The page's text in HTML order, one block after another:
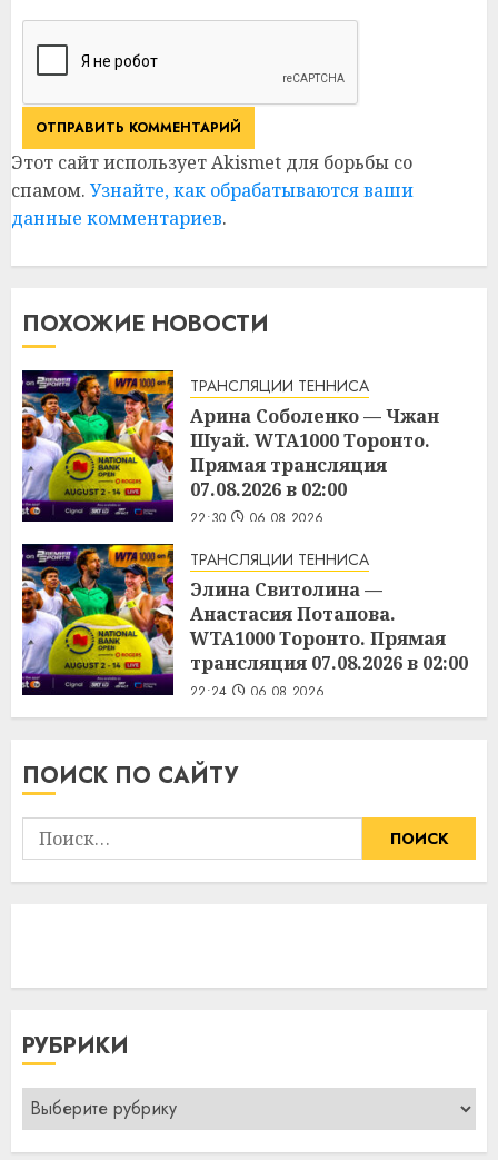
Этот сайт использует Akismet для борьбы со
спамом. Узнайте, как обрабатываются ваши
данные комментариев.
ПОХОЖИЕ НОВОСТИ
ТРАНСЛЯЦИИ ТЕННИСА
Арина Соболенко — Чжан
Шуай. WTA1000 Торонто.
Прямая трансляция
07.08.2026 в 02:00
22:30 06.08.2026
ТРАНСЛЯЦИИ ТЕННИСА
Элина Свитолина —
Анастасия Потапова.
WTA1000 Торонто. Прямая
трансляция 07.08.2026 в 02:00
22:24 06.08.2026
ПОИСК ПО САЙТУ
Найти:
РУБРИКИ
Рубрики